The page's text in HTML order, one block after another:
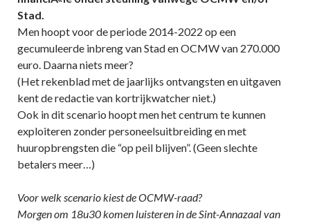
Stad.
Men hoopt voor de periode 2014-2022 op een
gecumuleerde inbreng van Stad en OCMW van 270.000
euro. Daarna niets meer?
(Het rekenblad met de jaarlijks ontvangsten en uitgaven
kent de redactie van kortrijkwatcher niet.)
Ook in dit scenario hoopt men het centrum te kunnen
exploiteren zonder personeelsuitbreiding en met
huuropbrengsten die “op peil blijven”. (Geen slechte
betalers meer…)
Voor welk scenario kiest de OCMW-raad?
Morgen om 18u30 komen luisteren in de Sint-Annazaal van